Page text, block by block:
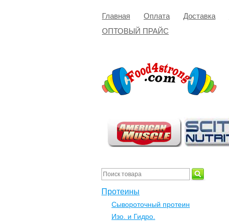
Главная Оплата Доставка
ОПТОВЫЙ ПРАЙС
Протеины
Сывороточный протеин
Изо. и Гидро.